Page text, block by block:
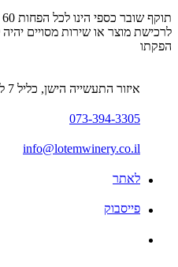
הפקתו
איזור התעשייה הישן, כליל 7 לוטם
073-394-3305
info@lotemwinery.co.il
לאתר
פייסבוק